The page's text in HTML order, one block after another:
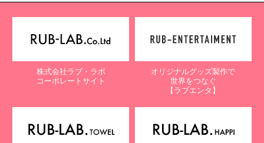
株式会社ラブ・ラボ
コーポレートサイト
オリジナルグッズ製作で
世界をつなぐ
【ラブエンタ】